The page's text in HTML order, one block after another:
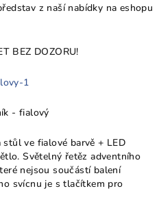
z naší nabídky na eshopu
BEZ DOZORU!
- fialový
ve fialové barvě + LED
Světelný řetěz adventního
nejsou součástí balení
svícnu je s tlačítkem pro